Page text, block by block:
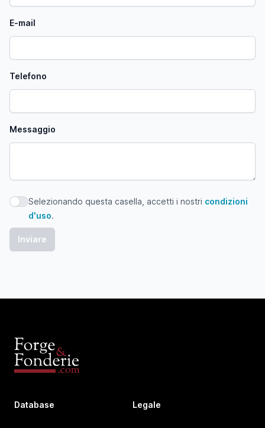
E-mail
Telefono
Messaggio
Selezionando questa casella, accetti i nostri condizioni
Selezionando questa casella, accetti i nostri condizioni
d'uso.
Database Legale